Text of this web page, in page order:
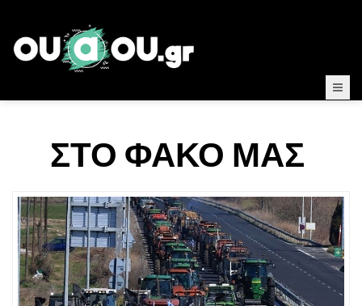
ΣΤΟ ΦΑΚΟ ΜΑΣ